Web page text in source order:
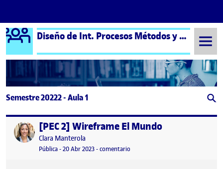
Saltar al contenido
Logo Ágora Diseño de Int. Procesos Métodos y Técnicas aula 1
Semestre 20222 - Aula 1
Publicado por[PEC 2] Wireframe El Mundo
Publicado por
Clara Manterola
Visibilidad:
Pública-Fecha de publicación
20 Abr 202320 abril, 2023 8:50 am
-comentario